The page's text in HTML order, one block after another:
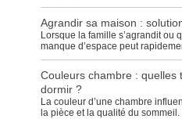
Agrandir sa maison :
Lorsque la famille s’agrandit ou
manque d’espace peut
Couleurs chambre : quelles
dormir ?
La couleur d’une chambre
la pièce et la qualité du sommeil.